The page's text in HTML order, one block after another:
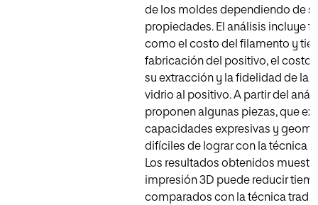
de los moldes dependiendo de
propiedades. El análisis incluye
como el costo del filamento y
fabricación del positivo, el costo
su extracción y la fidelidad de la
vidrio al positivo. A partir del
proponen algunas piezas, que
capacidades expresivas y
difíciles de lograr con la técnica
Los resultados obtenidos
impresión 3D puede reducir
comparados con la técnica